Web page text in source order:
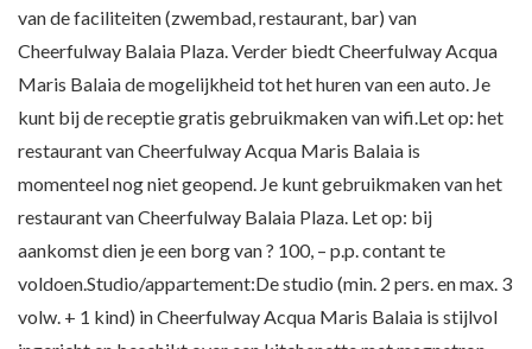
van de faciliteiten (zwembad, restaurant, bar) van
Cheerfulway Balaia Plaza. Verder biedt Cheerfulway Acqua
Maris Balaia de mogelijkheid tot het huren van een auto. Je
kunt bij de receptie gratis gebruikmaken van wifi.Let op: het
restaurant van Cheerfulway Acqua Maris Balaia is
momenteel nog niet geopend. Je kunt gebruikmaken van het
restaurant van Cheerfulway Balaia Plaza. Let op: bij
aankomst dien je een borg van ? 100, – p.p. contant te
voldoen.Studio/appartement:De studio (min. 2 pers. en max. 3
volw. + 1 kind) in Cheerfulway Acqua Maris Balaia is stijlvol